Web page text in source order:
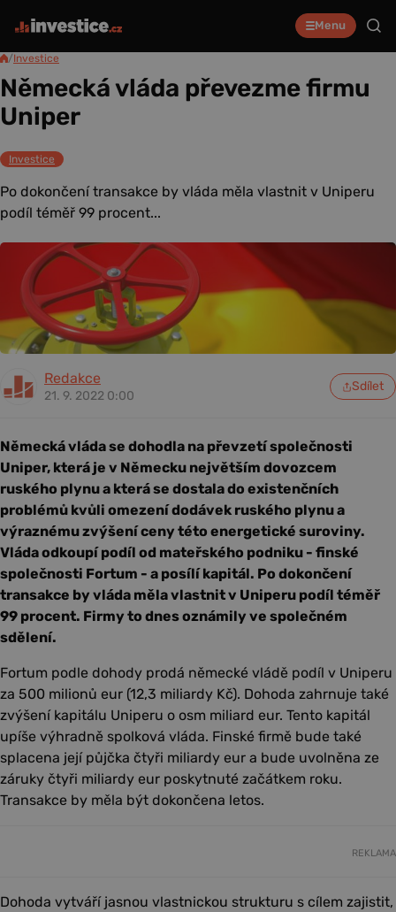
Menu
/Investice
Německá vláda převezme firmu
Uniper
Investice
Po dokončení transakce by vláda měla vlastnit v Uniperu
podíl téměř 99 procent...
Redakce
21. 9. 2022 0:00
Sdílet
Německá vláda se dohodla na převzetí společnosti
Uniper, která je v Německu největším dovozcem
ruského plynu a která se dostala do existenčních
problémů kvůli omezení dodávek ruského plynu a
výraznému zvýšení ceny této energetické suroviny.
Vláda odkoupí podíl od mateřského podniku - finské
společnosti Fortum - a posílí kapitál. Po dokončení
transakce by vláda měla vlastnit v Uniperu podíl téměř
99 procent. Firmy to dnes oznámily ve společném
sdělení.
Fortum podle dohody prodá německé vládě podíl v Uniperu
za 500 milionů eur (12,3 miliardy Kč). Dohoda zahrnuje také
zvýšení kapitálu Uniperu o osm miliard eur. Tento kapitál
upíše výhradně spolková vláda. Finské firmě bude také
splacena její půjčka čtyři miliardy eur a bude uvolněna ze
záruky čtyři miliardy eur poskytnuté začátkem roku.
Transakce by měla být dokončena letos.
REKLAMA
Dohoda vytváří jasnou vlastnickou strukturu s cílem zajistit,